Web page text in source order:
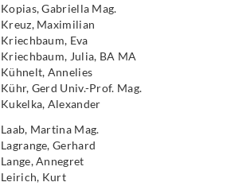
Kopias, Gabriella Mag.
Kreuz, Maximilian
Kriechbaum, Eva
Kriechbaum, Julia, BA MA
Kühnelt, Annelies
Kühr, Gerd Univ.-Prof. Mag.
Kukelka, Alexander
Laab, Martina Mag.
Lagrange, Gerhard
Lange, Annegret
Leirich, Kurt